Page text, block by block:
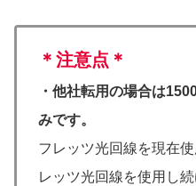
＊注意点＊
・他社転用の場合は
みです。
フレッツ光回線を現在
レッツ光回線を使用し